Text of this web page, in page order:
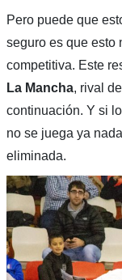
Pero puede que
seguro es que esto
competitiva. Este
La Mancha, rival de
continuación. Y si
no se juega ya
eliminada.